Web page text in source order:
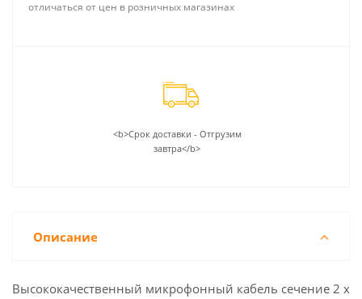
отличаться от цен в розничных магазинах
<b>Срок доставки - Отгрузим
завтра</b>
Описание
Высококачественный микрофонный кабель сечение 2 х